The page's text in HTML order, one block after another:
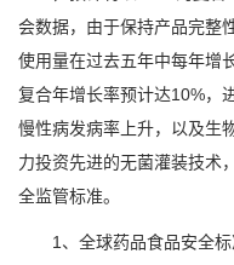
会数据，由于保持产品完整
使用量在过去五年中每年增
复合年增长率预计达10%，
慢性病发病率上升，以及生
力投资先进的无菌灌装技术
全监管标准。
1、全球药品食品安全标